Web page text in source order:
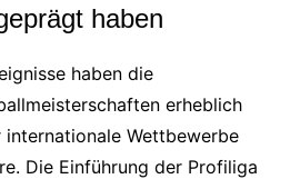
haben
haben die
erheblich
Wettbewerbe
Die Einführung der Profiliga